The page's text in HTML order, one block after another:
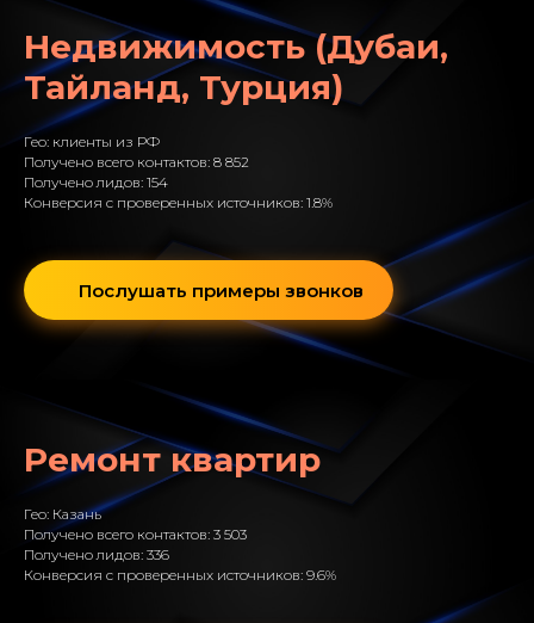
Недвижимость (Дубаи,
Тайланд, Турция)
Гео: клиенты из РФ
Получено всего контактов: 8 852
Получено лидов: 154
Конверсия с проверенных источников: 1.8%
Послушать примеры звонков
Ремонт квартир
Гео: Казань
Получено всего контактов: 3 503
Получено лидов: 336
Конверсия с проверенных источников: 9.6%